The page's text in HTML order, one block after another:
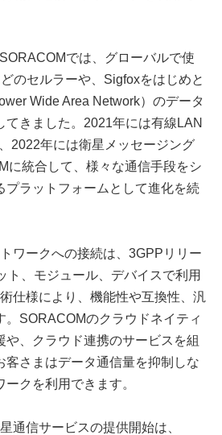
では、グローバルで使
のセルラーや、Sigfoxをはじめと
Wide Area Network）のデータ
てきました。2021年には有線LAN
2022年には衛星メッセージング
に統合して、様々な通信手段をシ
プラットフォームとして進化を続
ワークへの接続は、3GPPリリー
ト、モジュール、デバイスで利用
仕様により、機能性や互換性、汎
。SORACOMのクラウドネイティ
や、クラウド連携のサービスを組
客さまはデータ通信量を抑制しな
クを利用できます。
通信サービスの提供開始は、